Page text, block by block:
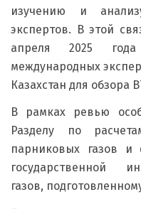
изучению и
экспертов. В этой
апреля 2025
международных
Казахстан для обзора
В рамках ревью
Разделу по
парниковых газов и
государственной
газов,